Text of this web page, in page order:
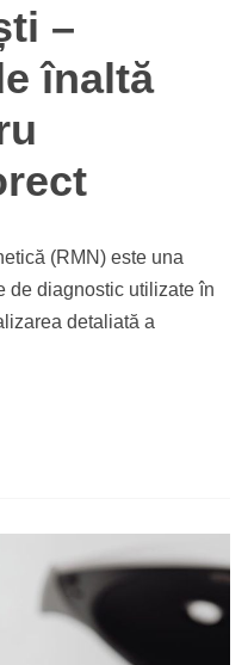
–
înaltă
(RMN) este una
de diagnostic utilizate în
detaliată a